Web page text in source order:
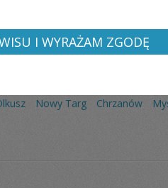
Nowy Targ Chrzanów
I WYRAŻAM ZGODĘ